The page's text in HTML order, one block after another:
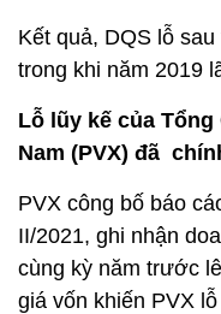
Kết quả, DQS lỗ
trong khi năm 2019
Lỗ lũy kế của
Nam (PVX) đã
PVX công bố báo
II/2021, ghi nhận
cùng kỳ năm trước
giá vốn khiến PVX